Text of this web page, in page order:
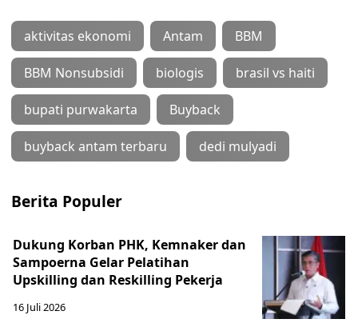
aktivitas ekonomi Antam BBM
BBM Nonsubsidi biologis brasil vs haiti
bupati purwakarta Buyback
buyback antam terbaru dedi mulyadi
Berita Populer
Dukung Korban PHK, Kemnaker dan
Sampoerna Gelar Pelatihan
Upskilling dan Reskilling Pekerja
16 Juli 2026